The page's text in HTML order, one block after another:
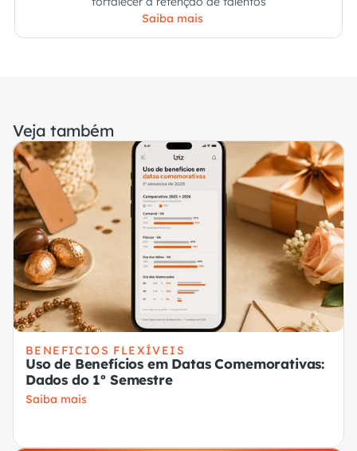
Saiba mais
Veja também
BENEFICIOS FLEXÍVEIS
Uso de Benefícios em Datas Comemorativas:
Dados do 1º Semestre
Saiba mais